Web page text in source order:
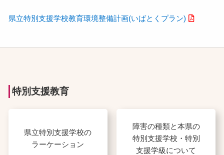
県立特別支援学校教育環境整備計画(いばとくプラン)
特別支援教育
県立特別支援学校の
ラーケーション
障害の種類と本県の
特別支援学校・特別
支援学級について